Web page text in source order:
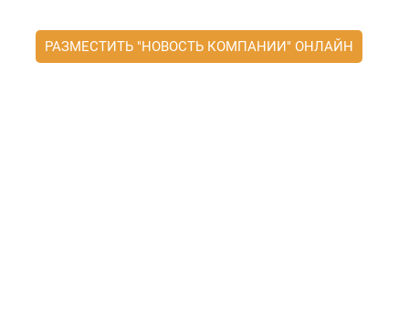
РАЗМЕСТИТЬ "НОВОСТЬ КОМПАНИИ" ОНЛАЙН